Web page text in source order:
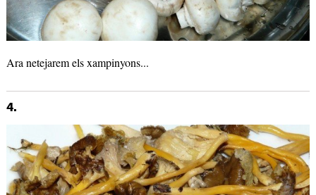
Ara netejarem els xampinyons...
4.